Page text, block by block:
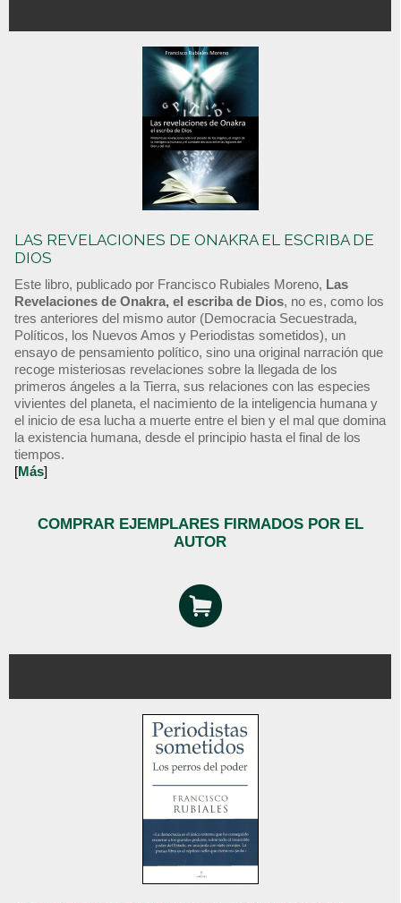
LAS REVELACIONES DE ONAKRA EL ESCRIBA DE
DIOS
Este libro, publicado por Francisco Rubiales Moreno, Las
Revelaciones de Onakra, el escriba de Dios, no es, como los
tres anteriores del mismo autor (Democracia Secuestrada,
Políticos, los Nuevos Amos y Periodistas sometidos), un
ensayo de pensamiento político, sino una original narración que
recoge misteriosas revelaciones sobre la llegada de los
primeros ángeles a la Tierra, sus relaciones con las especies
vivientes del planeta, el nacimiento de la inteligencia humana y
el inicio de esa lucha a muerte entre el bien y el mal que domina
la existencia humana, desde el principio hasta el final de los
tiempos.
[Más]
COMPRAR EJEMPLARES FIRMADOS POR EL
AUTOR